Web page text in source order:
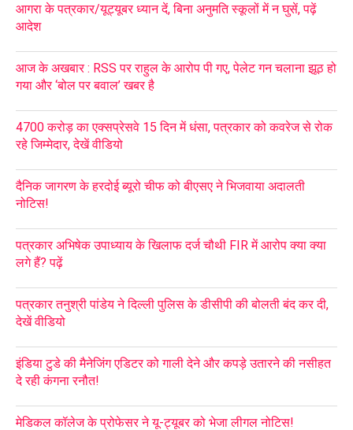
आगरा के पत्रकार/यूट्यूबर ध्यान दें, बिना अनुमति स्कूलों में न घुसें, पढ़ें
आदेश
आज के अखबार : RSS पर राहुल के आरोप पी गए, पेलेट गन चलाना झूठ हो
गया और ‘बोल पर बवाल’ खबर है
4700 करोड़ का एक्सप्रेसवे 15 दिन में धंसा, पत्रकार को कवरेज से रोक
रहे जिम्मेदार, देखें वीडियो
दैनिक जागरण के हरदोई ब्यूरो चीफ को बीएसए ने भिजवाया अदालती
नोटिस!
पत्रकार अभिषेक उपाध्याय के खिलाफ दर्ज चौथी FIR में आरोप क्या क्या
लगे हैं? पढ़ें
पत्रकार तनुश्री पांडेय ने दिल्ली पुलिस के डीसीपी की बोलती बंद कर दी,
देखें वीडियो
इंडिया टुडे की मैनेजिंग एडिटर को गाली देने और कपड़े उतारने की नसीहत
दे रही कंगना रनौत!
मेडिकल कॉलेज के प्रोफेसर ने यू-ट्यूबर को भेजा लीगल नोटिस!